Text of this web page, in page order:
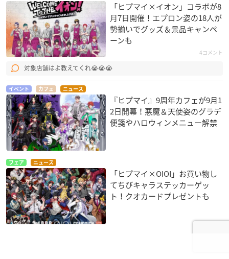
「ヒプマイ×イオン」コラボが8
月7日開催！エプロン姿の18人が
勢揃いでグッズ＆景品キャンペ
ーンも
4コメント
対象店舗はよ教えてくれ😭😭😭
イベント カフェ ニュース
『ヒプマイ』9周年カフェが9月1
2日開幕！悪魔＆天使姿のグラデ
便箋やハロウィンメニュー解禁
フェア ニュース
「ヒプマイ×OIOI」お買い物し
てちびキャラステッカーゲッ
ト！クオカードプレゼントも